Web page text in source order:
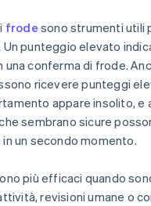
frode sono strumenti utili
punteggio elevato
una conferma di frode.
ricevere punteggi
appare insolito, e
sembrano sicure
un secondo momento.
più efficaci quando
revisioni umane o